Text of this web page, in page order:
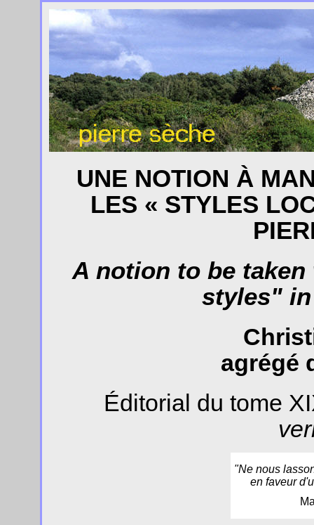
UNE NOTION À
LES « STYLES
A notion to be
styles"
agrégé
Éditorial du tome
"Ne nous
en faveur